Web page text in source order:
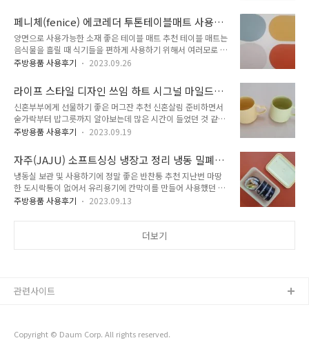
가입이 가능합니다. 디자인 만들기를 선택한 후 들어가면 왼편에
메뉴바가 보입니다. 그중..
러를 켜서 바닥 아래에서부터 차가운 바람을 눌러보아도 바람은
마치 술래잡기하듯 위로 도망가는 것 같습니다. 차가운 공기가
위로 도망쳐 올라가면 갈수록 가스요금은 무섭게 올라갑니다. 부
분 난방을 하여 가스요금을 최대한 절약해보려 하지만 공부방이
나 서재에서 잠깐 머물 때는 난방을 어떻게 해야 할지 난감한 경
이었습니다. 실은 온풍기는 혼수용품으로 구매한 것이 아닌 신랑
이 결혼 전에 구매하여 사용했던 것입니..
페니체(fenice) 에코레더 투톤테이블매트 사용
후기
양면으로 사용가능한 소재 좋은 테이블 매트 추천 테이블 매트는
음식물을 흘릴 때 식기들을 편하게 사용하기 위해서 여러모로 활
용도가 높습니다. 그래서 테이블 매트 소재 부분에서도 많은 신
라 주방 인테리어에 많은 영향을 주기 때문에 테이블매트를 선택
할 때 생각할 시간이 많이 필요한 것 같습니다. 지난번 방수 가능
한 테이블 매트를 구매하고 잘 사용했었는데, 이번에 에코레더
(eco leather) 소재로 만든 테이블매트를 지인분께 선물로 받게
되어 사용해 보았습니다. 가죽 소재인데 친환경이라 안심하고 사
스 있게 사용할 수 있는 테이블 매트였습니다. 단면이 아닌 양면
으로 사용하길 원하거나 다..
주방용품 사용후기 2023.09.26
라이프 스타일 디자인 쓰임 하트 시그널 마일드
머그 2p 세트 사용 후기
신혼부부에게 선물하기 좋은 머그잔 추천 신혼살림 준비하면서
숟가락부터 밥그릇까지 알아보는데 많은 시간이 들었던 것 같습
니다. 평일에는 시간이 맞지 않아 주말 시간을 쪼개어서 신랑과
지 요리를 하거나 밥을 먹을 때 사용하는 주방용품 및 식기들이
모두 의미가 있습니다. 식기의 경우 오덴세 매장에서 세트로 구
매를 하였는데 그때 머그잔을 증정품으로 받았습니다. 함께 구매
한 세트와 딱 어울리는 잔이라 식사를 할 때마다 잘 사용하고 있
습니다. 마치 깜짝 선물처럼 받게 된 머그잔 하나면 다른 컵들은
억이 있어 주위에 결혼을 하는 지인이 있..
주방용품 사용후기 2023.09.19
자주(JAJU) 소프트싱싱 냉장고 정리 냉동 밀폐
용기 300ml 사용 후기
냉동실 보관 및 사용하기에 정말 좋은 반찬통 추천 지난번 마땅
한 도시락통이 없어서 유리용기에 칸막이를 만들어 사용했던 적
이 있습니다. 이번에 도시락통을 알아보다 여러모로 유용하게 사
정리하기 위해서 알맞은 보관용기가 필요합니다. 그런데 보관만
기억이 있습니다. jaju(자주) 매장에서 알게 된 소프트 싱싱 밀폐
주방용품 사용후기 2023.09.13
더보기
Copyright © Daum Corp. All rights reserved.
관련사이트